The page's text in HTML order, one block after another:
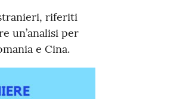
riferiti
un’analisi per
e Cina.